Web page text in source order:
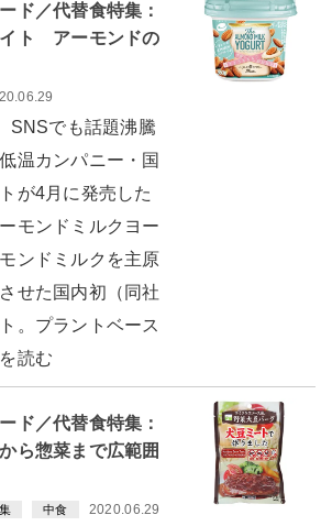
ド／代替食特集：
イト アーモンドの
でも話題沸騰
温カンパニー・国
が4月に発売した
モンドミルクヨー
ンドミルクを主原
せた国内初（同社
。プラントベース
読む
ド／代替食特集：
ら惣菜まで広範囲
中食 2020.06.29